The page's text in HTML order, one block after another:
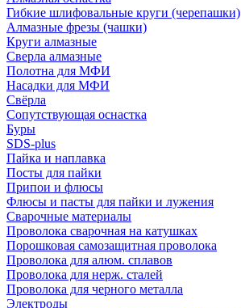
Гибкие шлифовальные круги (черепашки)
Алмазные фрезы (чашки)
Круги алмазные
Сверла алмазные
Полотна для МФИ
Насадки для МФИ
Свёрла
Сопутствующая оснастка
Буры
SDS-plus
Пайка и наплавка
Посты для пайки
Припои и флюсы
Флюсы и пасты для пайки и лужения
Сварочные материалы
Проволока сварочная на катушках
Порошковая самозащитная проволока
Проволока для алюм. сплавов
Проволока для нерж. сталей
Проволока для черного металла
Электроды